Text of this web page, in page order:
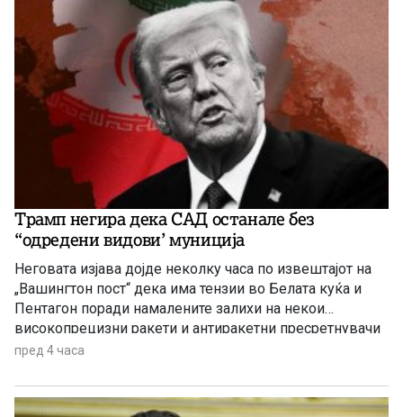
Трамп негира дека САД останале без
“одредени видови’ муниција
Неговата изјава дојде неколку часа по извештајот на
„Вашингтон пост“ дека има тензии во Белата куќа и
Пентагон поради намалените залихи на некои
високопрецизни ракети и антиракетни пресретнувачи
по долготрајната воена кампања против Иран
пред 4 часа